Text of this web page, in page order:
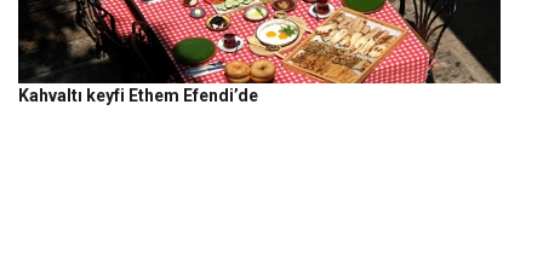
Kahvaltı keyfi Ethem Efendi’de